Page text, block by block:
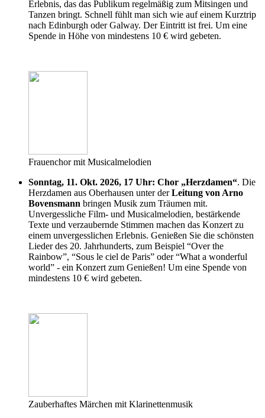
Erlebnis, das das Publikum regelmäßig zum Mitsingen und
Tanzen bringt. Schnell fühlt man sich wie auf einem Kurztrip
nach Edinburgh oder Galway. Der Eintritt ist frei. Um eine
Spende in Höhe von mindestens 10 € wird gebeten.
Frauenchor mit Musicalmelodien
Sonntag, 11. Okt. 2026, 17 Uhr: Chor „Herzdamen“. Die
Herzdamen aus Oberhausen unter derLeitung von Arno
Bovensmann bringen Musik zum Träumen mit.
Unvergessliche Film- und Musicalmelodien, bestärkende
Texte und verzaubernde Stimmen machen das Konzert zu
einem unvergesslichen Erlebnis. Genießen Sie die schönsten
Lieder des 20. Jahrhunderts, zum Beispiel “Over the
Rainbow”, “Sous le ciel de Paris” oder “What a wonderful
world” - ein Konzert zum Genießen! Um eine Spende von
mindestens 10 € wird gebeten.
Zauberhaftes Märchen mit Klarinettenmusik